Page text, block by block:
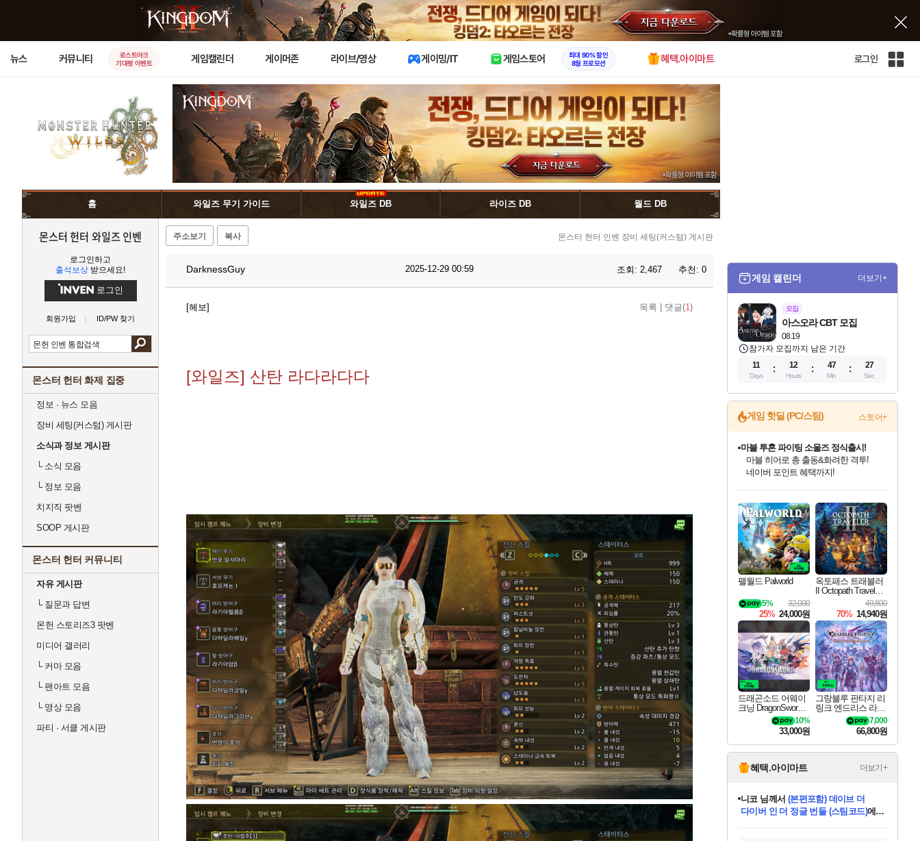
X
뉴스 커뮤니티
로스트아크
기대평 이벤트
게임캘린더 게이머존 라이브/영상 게이밍/IT 게임스토어
최대 90% 할인
8월 프로모션
혜택.아이마트 로그인
인
홈 와일즈 무기 가이드 와일즈 DB 라이즈 DB 월드 DB
몬스터 헌터 와일즈 인벤
로그인하고
출석보상 받으세요!
로그인
회원가입 ID/PW 찾기
몬스터 헌터 화제 집중
정보 · 뉴스 모음
장비 세팅(커스텀) 게시판
소식과 정보 게시판
└소식 모음
└정보 모음
치지직 팟벤
SOOP 게시판
몬스터 헌터 커뮤니티
자유 게시판
└질문과 답변
몬헌 스토리즈3 팟벤
미디어 갤러리
└커마 모음
└팬아트 모음
└영상 모음
파티 · 서클 게시판
주소보기 복사 몬스터 헌터 인벤 장비 세팅(커스텀) 게시판
DarknessGuy 2025-12-29 00:59 조회: 2,467 추천: 0
[헤보] 목록 댓글(1)
[와일즈] 산탄 라다라다다
게임 캘린더 더보기+
모집
08.19
아스오라 CBT 모집
참가자 모집까지 남은 기간
11
Days
12
Hours
47
Min
25
Sec
게임 핫딜 (PC/스팀) 스토어+
최대 90% 할인가를 만나보세요!
네이버혜택과 함께 만나보세요!
50%할인&추가 적립까지!
마블 투혼 파이팅 소울즈 정식출시!
마블 히어로 총 출동&화려한 격투!
네이버 포인트 혜택까지!
이니&베니 혜택까지!
네이버 혜택가와 함께 예약하세요!
할인&네이버혜택으로 만나보세요!
네이버페이 혜택과 만나보세요!
40주년 프로모션으로 만나보세요!
할인가에 만나보세요!
일부 에디션 상시 할인!
혜택으로 예약 판매 중
편안하게 충전하세요
팰월드 Palworld
32,000
5%
25% 24,000원
옥토패스 트래블러
II Octopath Traveler I
49,800
70% 14,940원
드래곤소드 어웨이
크닝 DragonSword A
10%
33,000원
그랑블루 판타지 리
링크 엔드리스 라그
나로크 Granblue Fa
ntasy Relink Endless
7,000
66,800원
혜택.아이마트 더보기+
니코님께서 (본편포함) 데이브 더
다이버 인 더 정글 번들 (스팀코드)에